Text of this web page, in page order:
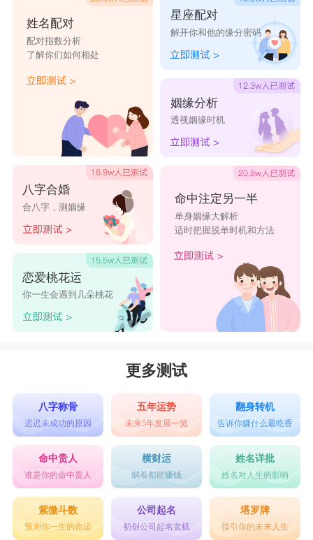
荞竣 荞桠
姓名配对
配对指数分析
了解你们如何相处
八字合婚
合八字，测姻缘
恋爱桃花运
你一生会遇到几朵桃花
星座配对
解开你和他的缘分密码
姻缘分析
透视姻缘时机
命中注定另一半
单身姻缘大解析
适时把握脱单时机和方法
更多测试
八字称骨
迟迟未成功的原因
五年运势
未来5年发展一览
翻身转机
告诉你赚什么最吃香
命中贵人
谁是你的命中贵人
横财运
躺着都能赚钱
姓名详批
姓名对人生的影响
紫微斗数
预测你一生的命运
公司起名
初创公司起名玄机
塔罗牌
指引你的未来人生